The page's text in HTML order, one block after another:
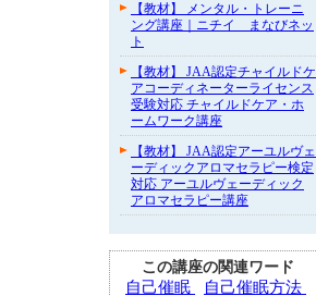
【教材】 メンタル・トレーニ
ング講座｜ニチイ まなびネッ
ト
【教材】 JAA認定チャイルドケ
アコーディネーターライセンス
受験対応 チャイルドケア・ホ
ームワーク講座
【教材】 JAA認定アーユルヴェ
ーディックアロマセラピー検定
対応 アーユルヴェーディック
アロマセラピー講座
この講座の関連ワード
自己催眠
自己催眠方法